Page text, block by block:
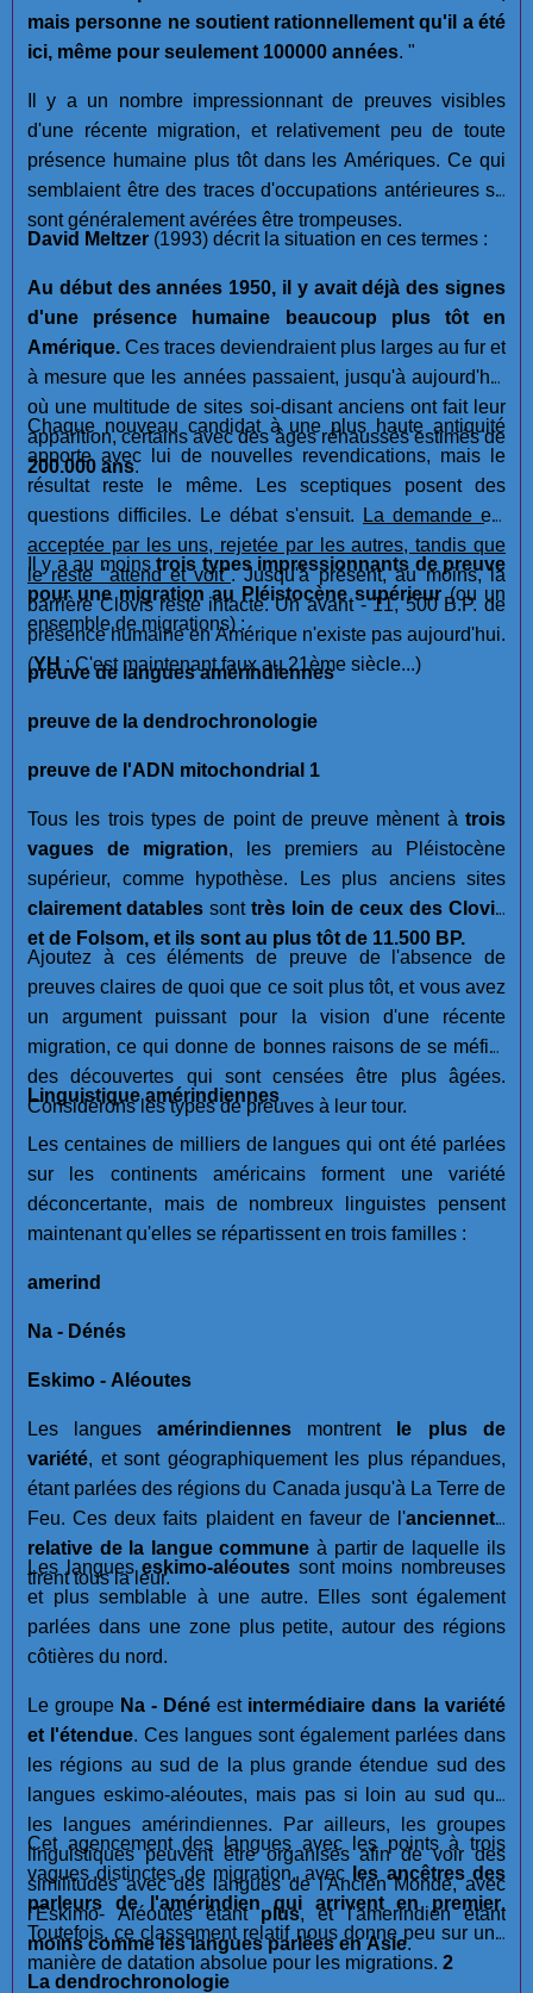
mais personne ne soutient rationnellement qu'il a été
ici, même pour seulement 100000 années. "
Il y a un nombre impressionnant de preuves visibles
d'une récente migration, et relativement peu de toute
présence humaine plus tôt dans les Amériques. Ce qui
semblaient être des traces d'occupations antérieures se
sont généralement avérées être trompeuses.
David Meltzer (1993) décrit la situation en ces termes :
Au début des années 1950, il y avait déjà des signes
d'une présence humaine beaucoup plus tôt en
Amérique. Ces traces deviendraient plus larges au fur et
à mesure que les années passaient, jusqu'à aujourd'hui
où une multitude de sites soi-disant anciens ont fait leur
apparition, certains avec des âges réhaussés estimés de
200.000 ans.
Chaque nouveau candidat à une plus haute antiquité
apporte avec lui de nouvelles revendications, mais le
résultat reste le même. Les sceptiques posent des
questions difficiles. Le débat s'ensuit.
La demande est
acceptée par les uns, rejetée par les autres, tandis que
le reste "attend et voit". Jusqu'à présent, au moins, la
barrière Clovis reste intacte. Un avant - 11, 500 B.P. de
présence humaine en Amérique n'existe pas aujourd'hui.
(YH: C'est maintenant faux au 21ème siècle...)
Il y a au moins trois types impressionnants de preuve
pour une migration au Pléistocène supérieur(ou un
ensemble de migrations) :
preuve de langues amérindiennes
preuve de la dendrochronologie
preuve de l'ADN mitochondrial 1
Tous les trois types de point de preuve mènent à trois
vagues de migration, les premiers au Pléistocène
supérieur, comme hypothèse. Les plus anciens sites
clairement datables sont très loin de ceux des Clovis
et de Folsom, et ils sont au plus tôt de 11.500 BP.
Ajoutez à ces éléments de preuve de l'absence de
preuves claires de quoi que ce soit plus tôt, et vous avez
un argument puissant pour la vision d'une récente
migration, ce qui donne de bonnes raisons de se méfier
des découvertes qui sont censées être plus âgées.
Considérons les types de preuves à leur tour.
Linguistique amérindiennes
Les centaines de milliers de langues qui ont été parlées
sur les continents américains forment une variété
déconcertante, mais de nombreux linguistes pensent
maintenant qu'elles se répartissent en trois familles :
amerind
Na - Dénés
Eskimo - Aléoutes
Les langues amérindiennes montrent
le plus de
variété, et sont géographiquement les plus répandues,
étant parlées des régions du Canada jusqu'à La Terre de
Feu. Ces deux faits plaident en faveur de l'ancienneté
relative de la langue commune à partir de laquelle ils
tirent tous la leur.
Les langueseskimo-aléoutes sont moins nombreuses
et plus semblable à une autre. Elles sont également
parlées dans une zone plus petite, autour des régions
côtières du nord.
Le groupe Na - Déné est intermédiaire dans la variété
et l'étendue. Ces langues sont également parlées dans
les régions au sud de la plus grande étendue sud des
langues eskimo-aléoutes, mais pas si loin au sud que
les langues amérindiennes. Par ailleurs, les groupes
linguistiques peuvent être organisés afin de voir des
similitudes avec des langues de l'Ancien Monde, avec
l'Eskimo- Aléoutes êtantplus, et l'amerindien étant
moins comme les langues parlées en Asie.
Cet agencement des langues avec les points à trois
vagues distinctes de migration, avec les ancêtres des
parleurs de l'amérindien qui arrivent en premier.
Toutefois, ce classement relatif nous donne peu sur une
manière de datation absolue pour les migrations. 2
La dendrochronologie